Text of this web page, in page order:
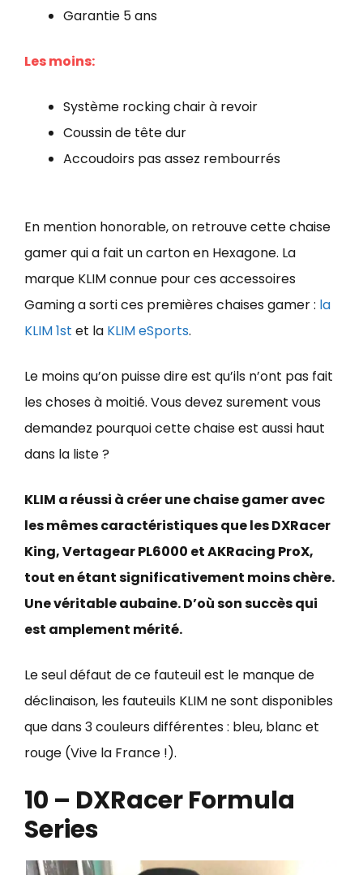
Garantie 5 ans
Les moins:
Système rocking chair à revoir
Coussin de tête dur
Accoudoirs pas assez rembourrés
En mention honorable, on retrouve cette chaise
gamer qui a fait un carton en Hexagone. La
marque KLIM connue pour ces accessoires
Gaming a sorti ces premières chaises gamer : la
KLIM 1st et la KLIM eSports.
Le moins qu’on puisse dire est qu’ils n’ont pas fait
les choses à moitié. Vous devez surement vous
demandez pourquoi cette chaise est aussi haut
dans la liste ?
KLIM a réussi à créer une chaise gamer avec
les mêmes caractéristiques que les DXRacer
King, Vertagear PL6000 et AKRacing ProX,
tout en étant significativement moins chère.
Une véritable aubaine. D’où son succès qui
est amplement mérité.
Le seul défaut de ce fauteuil est le manque de
déclinaison, les fauteuils KLIM ne sont disponibles
que dans 3 couleurs différentes : bleu, blanc et
rouge (Vive la France !).
10 – DXRacer Formula
Series